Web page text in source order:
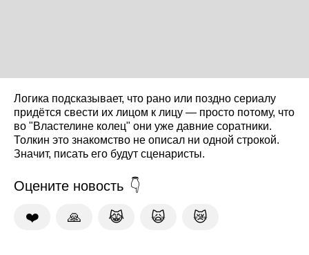
Логика подсказывает, что рано или поздно сериалу
придётся свести их лицом к лицу — просто потому, что
во "Властелине колец" они уже давние соратники.
Толкин это знакомство не описал ни одной строкой.
Значит, писать его будут сценаристы.
Оцените новость
❤️ 🙏 😹 🙀 😿